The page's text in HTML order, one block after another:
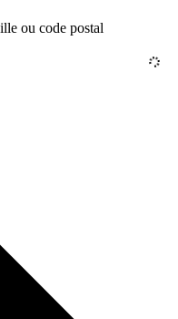
ou code postal